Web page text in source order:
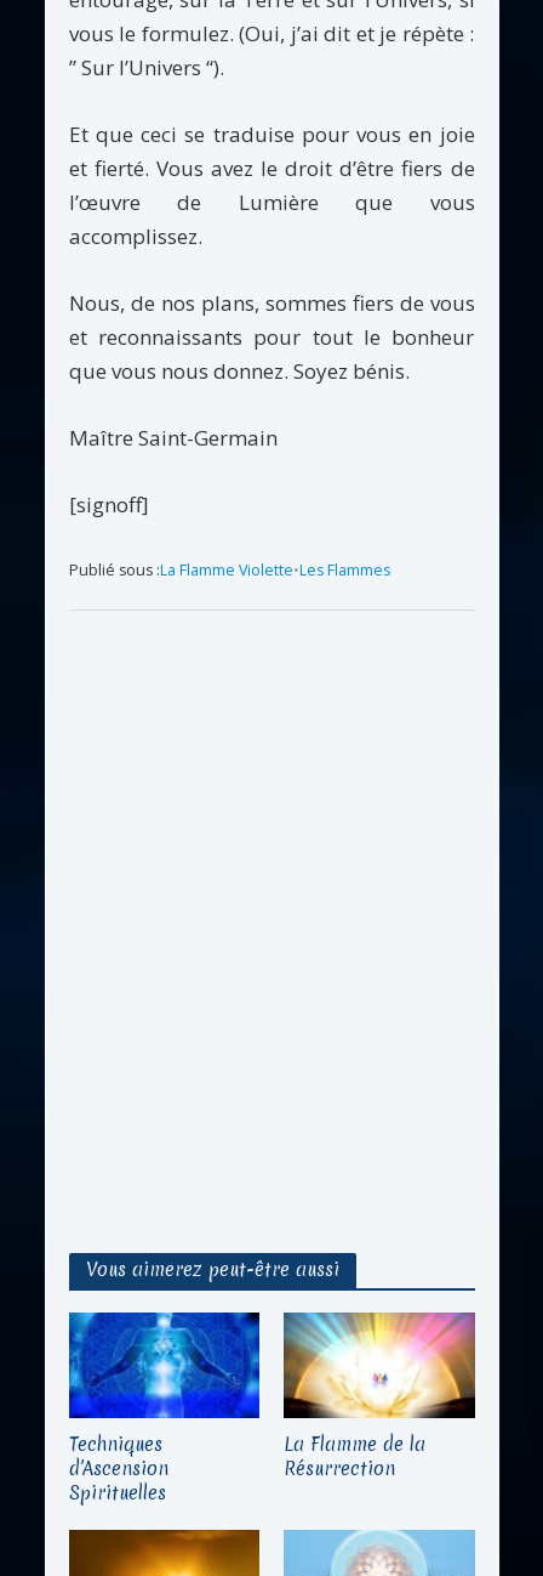
vous le formulez. (Oui, j’ai dit et je répète :
” Sur l’Univers “).
Et que ceci se traduise pour vous en joie
et fierté. Vous avez le droit d’être fiers de
l’œuvre de Lumière que vous
accomplissez.
Nous, de nos plans, sommes fiers de vous
et reconnaissants pour tout le bonheur
que vous nous donnez. Soyez bénis.
Maître Saint-Germain
[signoff]
Publié sous :La Flamme Violette•Les Flammes
Vous aimerez peut-être aussi
Techniques
d’Ascension
Spirituelles
La Flamme de la
Résurrection